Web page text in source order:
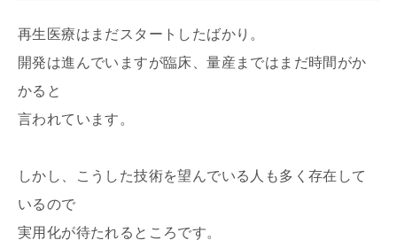
再生医療はまだスタートしたばかり。
開発は進んでいますが臨床、量産まではまだ時間がか
かると
言われています。
しかし、こうした技術を望んでいる人も多く存在して
いるので
実用化が待たれるところです。